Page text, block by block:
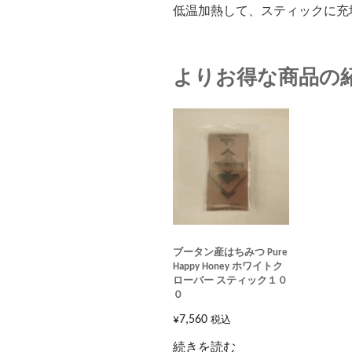
低温加熱して、スティックに充
よりお得な商品の
ブータン産はちみつ Pure
Happy Honey ホワイトク
ローバー スティック１０
０
¥7,560 税込
続きを読む